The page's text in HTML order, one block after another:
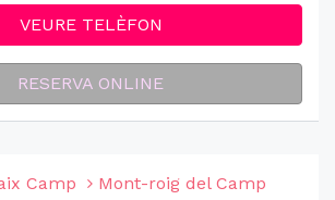
VEURE TELÈFON
RESERVA ONLINE
Camp Mont-roig del Camp